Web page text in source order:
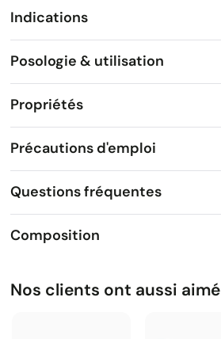
Indications
Posologie & utilisation
Propriétés
Précautions d'emploi
Questions fréquentes
Composition
Nos clients ont aussi aimé